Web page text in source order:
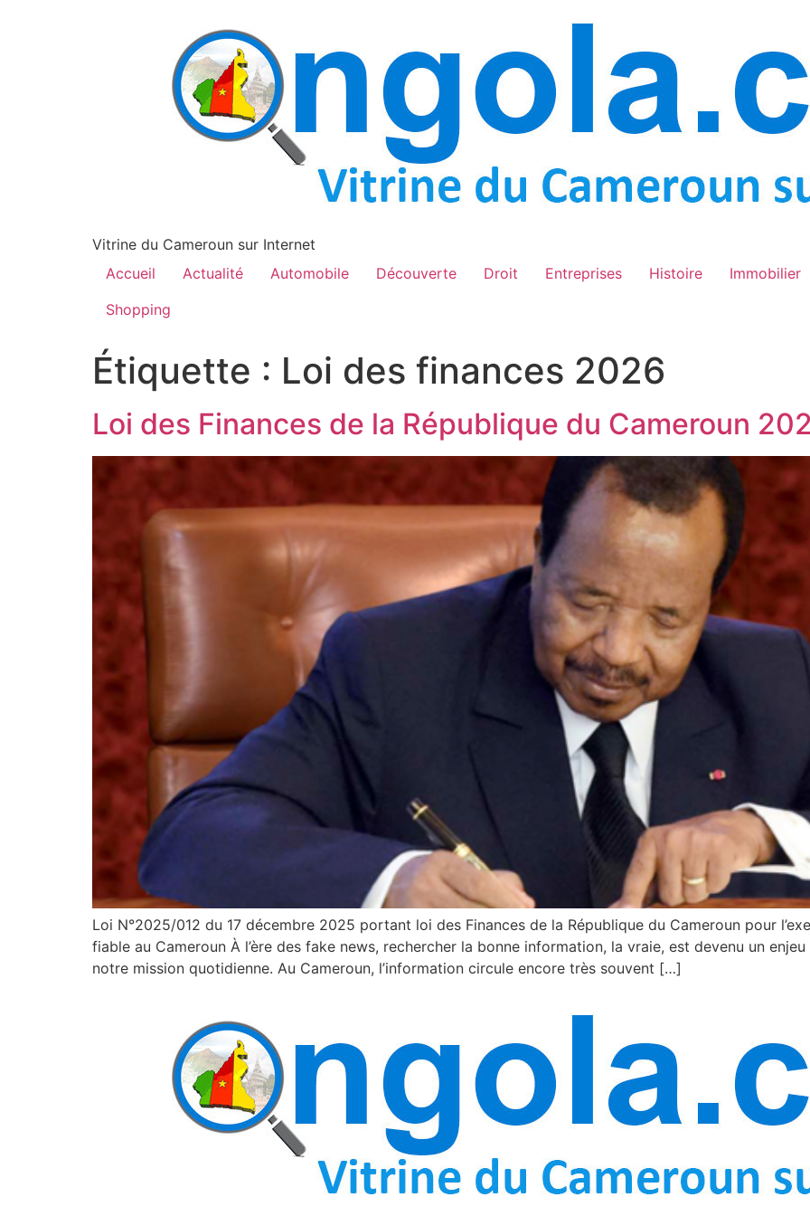
Vitrine du Cameroun sur Internet
Accueil
Actualité Automobile Découverte Droit Entreprises Histoire
Immobilier
Shopping
Étiquette : Loi des finances 2026
Loi des Finances de la République du Cameroun
Loi N°2025/012 du 17 décembre 2025 portant loi des Finances de la République du Cameroun pour
fiable au Cameroun À l’ère des fake news, rechercher la bonne information, la vraie, est devenu un
notre mission quotidienne. Au Cameroun, l’information circule encore très souvent […]